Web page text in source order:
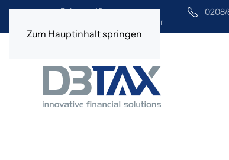
Zum Hauptinhalt springen
Bahnstr. 40
45468 Mülheim an der Ruhr
0208/